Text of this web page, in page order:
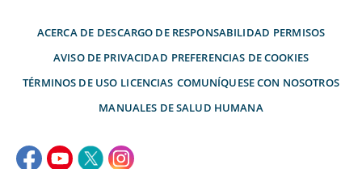
ACERCA DE DESCARGO DE RESPONSABILIDAD PERMISOS
AVISO DE PRIVACIDAD PREFERENCIAS DE COOKIES
TÉRMINOS DE USO LICENCIAS COMUNÍQUESE CON NOSOTROS
MANUALES DE SALUD HUMANA